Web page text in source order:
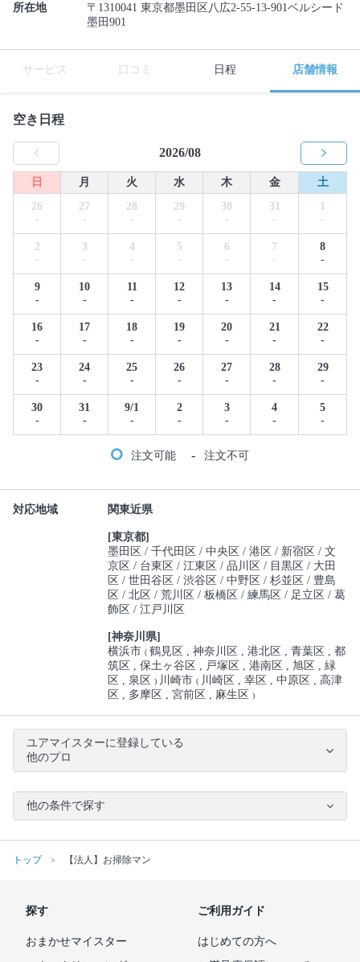
所在地
〒1310041 東京都墨田区八広2-55-13-901ベルシード
墨田901
サービス 口コミ 日程 店舗情報
空き日程
2026/08
日 月 火 水 木 金
土
26
-
27
-
28
-
29
-
30
-
31
-
1
-
2
-
3
-
4
-
5
-
6
-
7
-
8
-
9
-
10
-
11
-
12
-
13
-
14
-
15
-
16
-
17
-
18
-
19
-
20
-
21
-
22
-
23
-
24
-
25
-
26
-
27
-
28
-
29
-
30
-
31
-
9/1
-
2
-
3
-
4
-
5
-
注文可能 - 注文不可
対応地域 関東近県
[東京都]
墨田区 千代田区 中央区 港区 新宿区 文
京区 台東区 江東区 品川区 目黒区 大田
区 世田谷区 渋谷区 中野区 杉並区 豊島
区 北区 荒川区 板橋区 練馬区 足立区 葛
飾区 江戸川区
[神奈川県]
横浜市(鶴見区 神奈川区 港北区 青葉区
都
筑区
保土ヶ谷区 戸塚区 港南区 旭区
緑
区
泉区) 川崎市( 川崎区 幸区 中原区
高津
区
多摩区 宮前区 麻生区)
ユアマイスターに登録している
他のプロ
他の条件で探す
トップ 【法人】お掃除マン
探す
おまかせマイスター
ご利用ガイド
はじめての方へ